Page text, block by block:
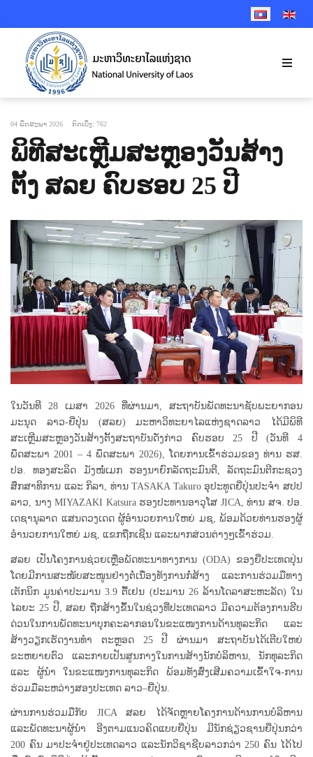
SELECT YOUR
04 ພຶດສະພາ 2026 ກົດເບິ່ງ: 762
ພິທີສະເຫຼີມສະຫຼອງວັນສ້າງ
ຕັ້ງ ສລຍ ຄົບຮອບ 25 ປີ
ໃນວັນທີ 28 ເມສາ 2026 ທີ່ຜ່ານມາ, ສະຖາບັນພັດທະນາຊັບພະຍາກອນ
ມະນຸດ ລາວ-ຍີ່ປຸ່ນ (ສລຍ) ມະຫາວິທະຍາໄລແຫ່ງຊາດລາວ ໄດ້ມີພິທີ
ສະເຫຼີມສະຫຼອງວັນສ້າງຕັ້ງສະຖາບັນດັ່ງກ່າວ ຄົບຮອບ 25 ປີ (ວັນທີ 4
ພຶດສະພາ 2001 – 4 ພຶດສະພາ 2026), ໂດຍການເຂົ້າຮ່ວມຂອງ ທ່ານ ຮສ.
ປອ. ທອງສະລິດ ມັງໜໍ່ເມກ ຮອງນາຍົກລັດຖະມົນຕີ, ລັດຖະມົນຕີກະຊວງ
ສຶກສາທິການ ແລະ ກິລາ, ທ່ານ TASAKA Takuro ອຸປະທູດຍີ່ປຸ່ນປະຈຳ ສປປ
ລາວ, ນາງ MIYAZAKI Katsura ຮອງປະທານອາວຸໂສ JICA, ທ່ານ ສຈ. ປອ.
ເດຊານຸລາດ ແສນດວງເດດ ຜູ້ອຳນວຍການໃຫຍ່ ມຊ, ພ້ອມດ້ວຍທ່ານຮອງຜູ້
ອຳນວຍການໃຫຍ່ ມຊ, ແຂກຖືກເຊີນ ແລະພາກສ່ວນຕ່າງໆເຂົ້າຮ່ວມ.
ສລຍ ເປັນໂຄງການຊ່ວຍເຫຼືອພັດທະນາທາງການ (ODA) ຂອງຍີ່ປະເທດປຸ່ນ
ໂດຍມີການສະໜັບສະໜູນຢ່າງຕໍ່ເນື່ອງທັງການກໍ່ສ້າງ ແລະການຮ່ວມມືທາງ
ເຕັກນິກ ມູນຄ່າປະມານ 3.9 ຕື້ເຢນ (ປະມານ 26 ລ້ານໂດລາສະຫະລັດ) ໃນ
ໄລຍະ 25 ປີ, ສລຍ ຖືກສ້າງຂຶ້ນໃນຊ່ວງທີ່ປະເທດລາວ ມີຄວາມຕ້ອງການຮີບ
ດ່ວນໃນການພັດທະນາບຸກຄະລາກອນໃນຂະແໜງການດ້ານທຸລະກິດ ແລະ
ສ້າງວຽກເຮັດງານທໍາ ຕະຫຼອດ 25 ປີ ຜ່ານມາ ສະຖາບັນໄດ້ເຕີບໃຫຍ່
ຂະຫຍາຍຕົວ ແລະກາຍເປັນສູນກາງໃນການສ້າງນັກບໍລິຫານ, ນັກທຸລະກິດ
ແລະ ຜູ້ນຳ ໃນຂະແໜງການທຸລະກິດ ພ້ອມທັງສົ່ງເສີມຄວາມເຂົ້າໃຈ-ການ
ຮ່ວມມືລະຫວ່າງສອງປະເທດ ລາວ–ຍີ່ປຸ່ນ.
ຜ່ານການຮ່ວມມືກັບ JICA ສລຍ ໄດ້ຈັດຫຼາຍໂຄງການດ້ານການບໍລິຫານ
ແລະພັດທະນາຜູ້ນຳ ອີງຕາມແນວຄິດແບບຍີ່ປຸ່ນ ມີນັກຊ່ຽວຊານຍີ່ປຸ່ນກວ່າ
200 ຄົນ ມາປະຈຳຢູ່ປະເທດລາວ ແລະນັກວິຊາຊີບລາວກວ່າ 250 ຄົນ ໄດ້ໄປ